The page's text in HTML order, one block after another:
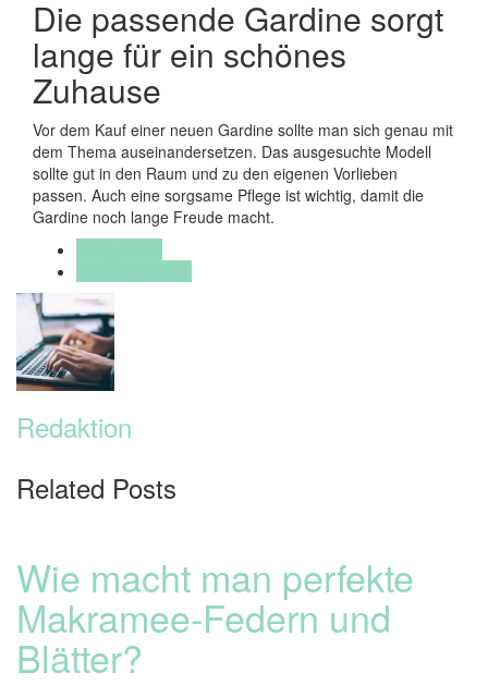
Die passende Gardine sorgt
lange für ein schönes
Zuhause
Vor dem Kauf einer neuen Gardine sollte man sich genau mit
dem Thema auseinandersetzen. Das ausgesuchte Modell
sollte gut in den Raum und zu den eigenen Vorlieben
passen. Auch eine sorgsame Pflege ist wichtig, damit die
Gardine noch lange Freude macht.
Redaktion
Related Posts
Wie macht man perfekte
Makramee-Federn und
Blätter?